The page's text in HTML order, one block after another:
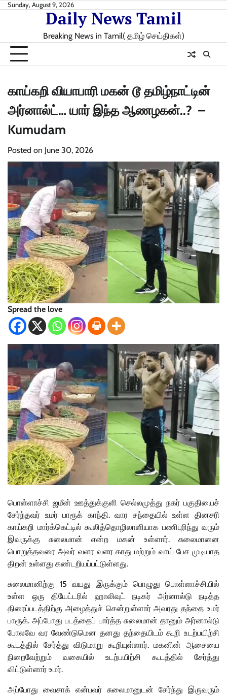
SkipSunday, August 9, 2026
Daily News Tamil
Breaking News in Tamil( தமிழ் செய்திகள்)
காய்கறி வியாபாரி மகன் டூ தமிழ்நாட்டின்
அர்னால்ட்… யார் இந்த ஆணழகன்..? –
Kumudam
Posted on June 30, 2026
Spread the love
பொள்ளாச்சி ஜமீன் ஊத்துக்குளி செல்லமுத்து நகர் பகுதியைச்
சேர்ந்தவர் உமர் பாரூக் காந்தி. வார சந்தையில் உள்ள தினசரி
காய்கறி மார்க்கெட்டில் கூலித்தொழிலாளியாக பணிபுரிந்து வரும்
இவருக்கு சுலைமான் என்ற மகன் உள்ளார். சுலைமானை
பொறுத்தவரை அவர் வளர வளர காது மற்றும் வாய் பேச முடியாத
திறன் உள்ளது கண்டறியப்பட்டுள்ளது.
சுலைமானிற்கு 15 வயது இருக்கும் பொழுது பொள்ளாச்சியில்
உள்ள ஒரு தியேட்டரில் ஹாலிவுட் நடிகர் அர்னால்டு நடித்த
திரைப்படத்திற்கு அழைத்துச் சென்றுள்ளார் அவரது தந்தை உமர்
பாரூக். அப்போது படத்தைப் பார்த்த சுலைமான் தானும் அர்னால்டு
போலவே வர வேண்டுமென தனது தந்தையிடம் கூறி உடற்பயிற்சி
கூடத்தில் சேர்த்து விடுமாறு கூறியுள்ளார். மகனின் ஆசையை
நிறைவேற்றும் வகையில் உடற்பயிற்சி கூடத்தில் சேர்த்து
விட்டுள்ளார் உமர்.
அப்போது வைசாக் என்பவர் சுலைமானுடன் சேர்ந்து இருவரும்